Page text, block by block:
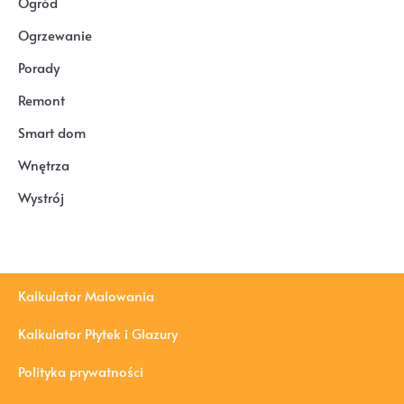
Ogrzewanie
Porady
Remont
Smart dom
Wnętrza
Wystrój
Kalkulator Malowania
Kalkulator Płytek i Glazury
Polityka prywatności